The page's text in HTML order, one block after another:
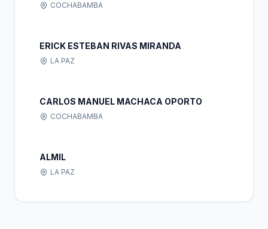
COCHABAMBA
ERICK ESTEBAN RIVAS MIRANDA
LA PAZ
CARLOS MANUEL MACHACA OPORTO
COCHABAMBA
ALMIL
LA PAZ